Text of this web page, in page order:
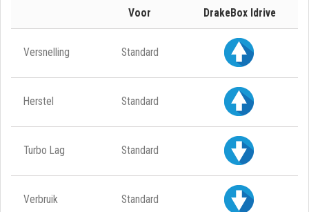
Voor DrakeBox Idrive
Versnelling Standard
Herstel Standard
Turbo Lag Standard
Verbruik Standard